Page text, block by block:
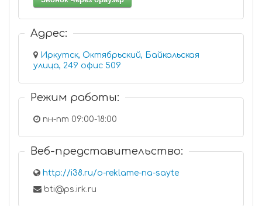
Адрес:
Иркутск, Октябрьский, Байкальская
улица, 249 офис 509
Режим работы:
пн-пт 09:00-18:00
Веб-представительство:
http://i38.ru/o-reklame-na-sayte
bti@ps.irk.ru